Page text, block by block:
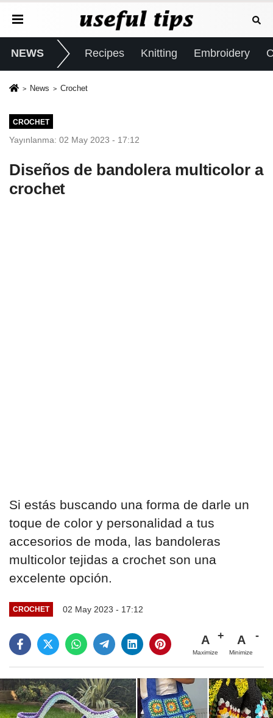
NEWS Recipes Knitting Embroidery
News Crochet
CROCHET
Yayınlanma: 02 May 2023 - 17:12
Diseños de bandolera multicolor a
crochet
Si estás buscando una forma de darle un
toque de color y personalidad a tus
accesorios de moda, las bandoleras
multicolor tejidas a crochet son una
excelente opción.
CROCHET 02 May 2023 - 17:12
A
Maximize
A
Minimize